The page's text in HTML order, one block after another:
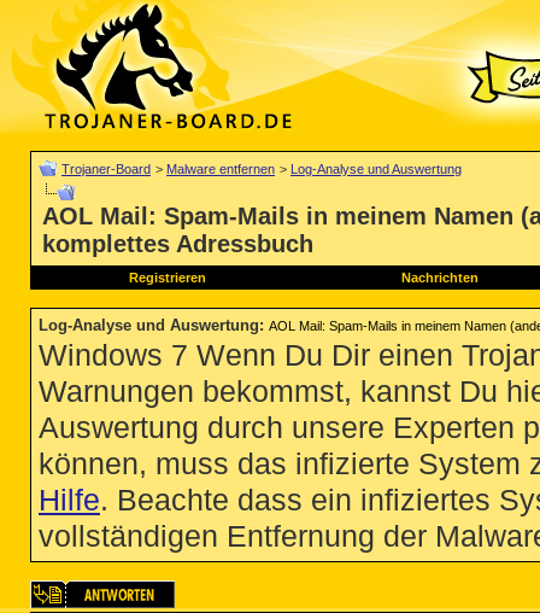
Trojaner-Board > Malware entfernen > Log-Analyse und Auswertung
AOL Mail: Spam-Mails in meinem Namen
komplettes Adressbuch
Registrieren Nachrichten
Log-Analyse und Auswertung: AOL Mail: Spam-Mails in meinem Namen
Windows 7 Wenn Du Dir einen
Warnungen bekommst, kannst Du
Auswertung durch unsere Experten
können, muss das infizierte System
Hilfe. Beachte dass ein infiziertes
vollständigen Entfernung der